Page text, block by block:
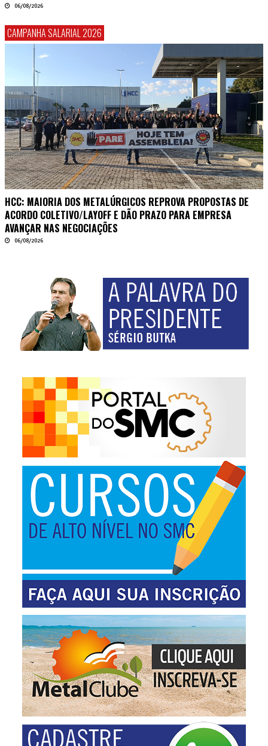
06/08/2026
CAMPANHA SALARIAL 2026
HCC: MAIORIA DOS METALÚRGICOS REPROVA PROPOSTAS DE
ACORDO COLETIVO/LAYOFF E DÃO PRAZO PARA EMPRESA
AVANÇAR NAS NEGOCIAÇÕES
06/08/2026